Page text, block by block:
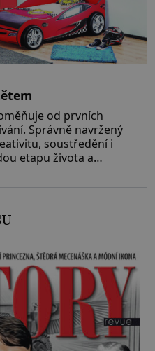
od prvních
Správně navržený
soustředění i
etapu života a